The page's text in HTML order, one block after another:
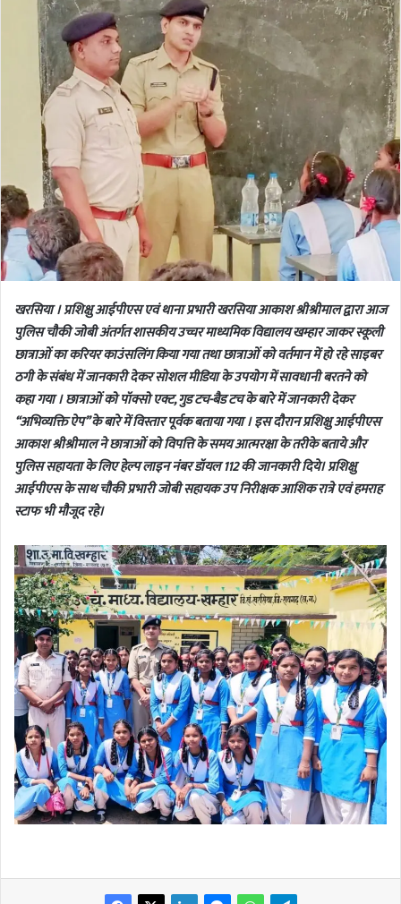
खरसिया । प्रशिक्षु आईपीएस एवं थाना प्रभारी खरसिया आकाश श्रीश्रीमाल द्वारा आज
पुलिस चौकी जोबी अंतर्गत शासकीय उच्चर माध्यमिक विद्यालय खम्हार जाकर स्कूली
छात्राओं का करियर काउंसलिंग किया गया तथा छात्राओं को वर्तमान में हो रहे साइबर
ठगी के संबंध में जानकारी देकर सोशल मीडिया के उपयोग में सावधानी बरतने को
कहा गया । छात्राओं को पॉक्सो एक्ट, गुड टच-बैड टच के बारे में जानकारी देकर
“अभिव्यक्ति ऐप” के बारे में विस्तार पूर्वक बताया गया । इस दौरान प्रशिक्षु आईपीएस
आकाश श्रीश्रीमाल ने छात्राओं को विपत्ति के समय आत्मरक्षा के तरीके बताये और
पुलिस सहायता के लिए हेल्प लाइन नंबर डॉयल 112 की जानकारी दिये। प्रशिक्षु
आईपीएस के साथ चौकी प्रभारी जोबी सहायक उप निरीक्षक आशिक रात्रे एवं हमराह
स्टाफ भी मौजूद रहे।